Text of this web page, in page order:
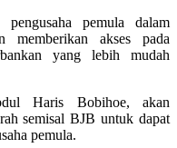
pemula dalam
memberikan akses pada
yang lebih mudah
Haris Bobihoe, akan
semisal BJB untuk dapat
pemula.